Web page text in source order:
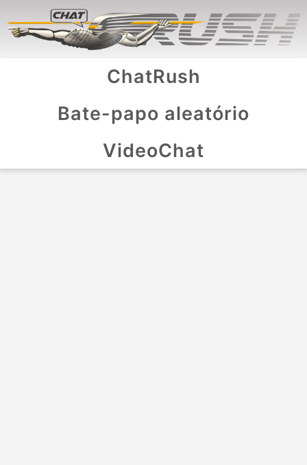
ChatRush
Bate-papo aleatório
VideoChat